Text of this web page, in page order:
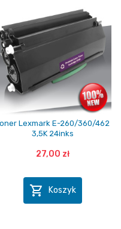
Lexmark E-260/360/462
3,5K 24inks
27,00 zł
 Koszyk